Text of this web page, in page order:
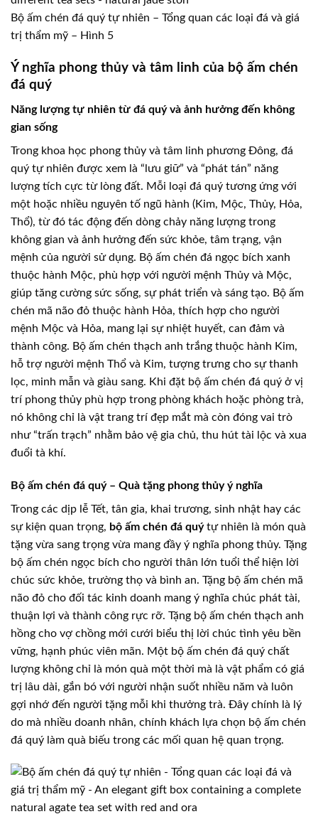
Bộ ấm chén đá quý tự nhiên – Tổng quan các loại đá và giá
trị thẩm mỹ – Hình 5
Ý nghĩa phong thủy và tâm linh của bộ ấm chén
đá quý
Năng lượng tự nhiên từ đá quý và ảnh hưởng đến không
gian sống
Trong khoa học phong thủy và tâm linh phương Đông, đá
quý tự nhiên được xem là “lưu giữ” và “phát tán” năng
lượng tích cực từ lòng đất. Mỗi loại đá quý tương ứng với
một hoặc nhiều nguyên tố ngũ hành (Kim, Mộc, Thủy, Hỏa,
Thổ), từ đó tác động đến dòng chảy năng lượng trong
không gian và ảnh hưởng đến sức khỏe, tâm trạng, vận
mệnh của người sử dụng. Bộ ấm chén đá ngọc bích xanh
thuộc hành Mộc, phù hợp với người mệnh Thủy và Mộc,
giúp tăng cường sức sống, sự phát triển và sáng tạo. Bộ ấm
chén mã não đỏ thuộc hành Hỏa, thích hợp cho người
mệnh Mộc và Hỏa, mang lại sự nhiệt huyết, can đảm và
thành công. Bộ ấm chén thạch anh trắng thuộc hành Kim,
hỗ trợ người mệnh Thổ và Kim, tượng trưng cho sự thanh
lọc, minh mẫn và giàu sang. Khi đặt bộ ấm chén đá quý ở vị
trí phong thủy phù hợp trong phòng khách hoặc phòng trà,
nó không chỉ là vật trang trí đẹp mắt mà còn đóng vai trò
như “trấn trạch” nhằm bảo vệ gia chủ, thu hút tài lộc và xua
đuổi tà khí.
Bộ ấm chén đá quý – Quà tặng phong thủy ý nghĩa
Trong các dịp lễ Tết, tân gia, khai trương, sinh nhật hay các
sự kiện quan trọng, bộ ấm chén đá quýtự nhiên là món quà
tặng vừa sang trọng vừa mang đầy ý nghĩa phong thủy. Tặng
bộ ấm chén ngọc bích cho người thân lớn tuổi thể hiện lời
chúc sức khỏe, trường thọ và bình an. Tặng bộ ấm chén mã
não đỏ cho đối tác kinh doanh mang ý nghĩa chúc phát tài,
thuận lợi và thành công rực rỡ. Tặng bộ ấm chén thạch anh
hồng cho vợ chồng mới cưới biểu thị lời chúc tình yêu bền
vững, hạnh phúc viên mãn. Một bộ ấm chén đá quý chất
lượng không chỉ là món quà một thời mà là vật phẩm có giá
trị lâu dài, gắn bó với người nhận suốt nhiều năm và luôn
gợi nhớ đến người tặng mỗi khi thưởng trà. Đây chính là lý
do mà nhiều doanh nhân, chính khách lựa chọn bộ ấm chén
đá quý làm quà biếu trong các mối quan hệ quan trọng.